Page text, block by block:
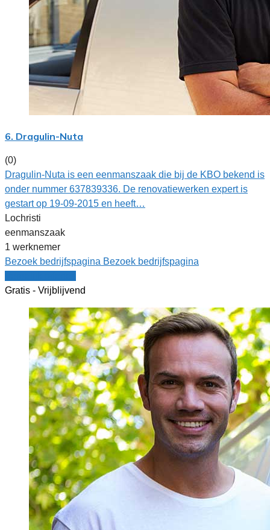
6. Dragulin-Nuta
(0)
Dragulin-Nuta is een eenmanszaak die bij de KBO bekend is
onder nummer 637839336. De renovatiewerken expert is
gestart op 19-09-2015 en heeft…
Lochristi
eenmanszaak
1 werknemer
Bezoek bedrijfspagina Bezoek bedrijfspagina
Gratis - Vrijblijvend